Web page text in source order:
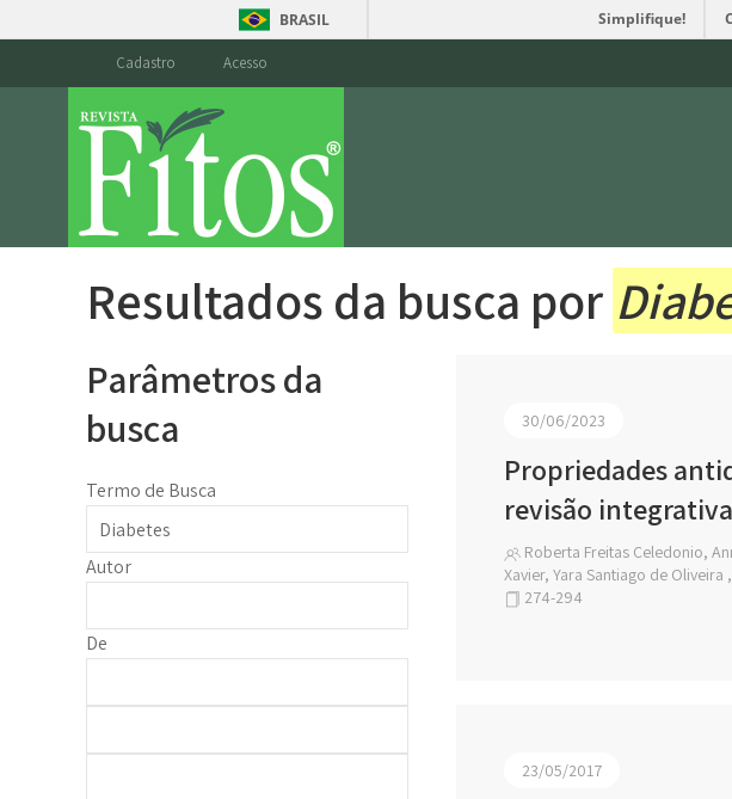
BRASIL Simplifique!
Cadastro Acesso
Resultados da busca por
Parâmetros da
busca
Termo de Busca
Autor
De
30/06/2023
Propriedades
revisão integrativa
Roberta Freitas Celedonio,
Xavier, Yara Santiago de
274-294
23/05/2017